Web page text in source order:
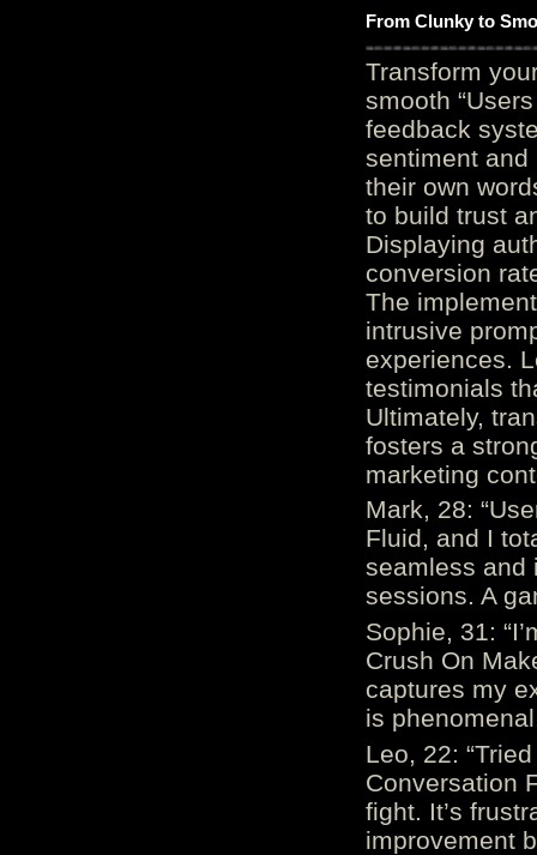
From Clunky to
Transform
smooth
feedback
sentiment and
their own
to build trust
Displaying
conversion
The
intrusive
experiences.
testimonials
Ultimately,
fosters a
marketing
Mark, 28:
Fluid, and I
seamless and
sessions. A
Sophie, 31:
Crush On
captures my
is
Leo, 22:
Conversation
fight. It’s
improvement